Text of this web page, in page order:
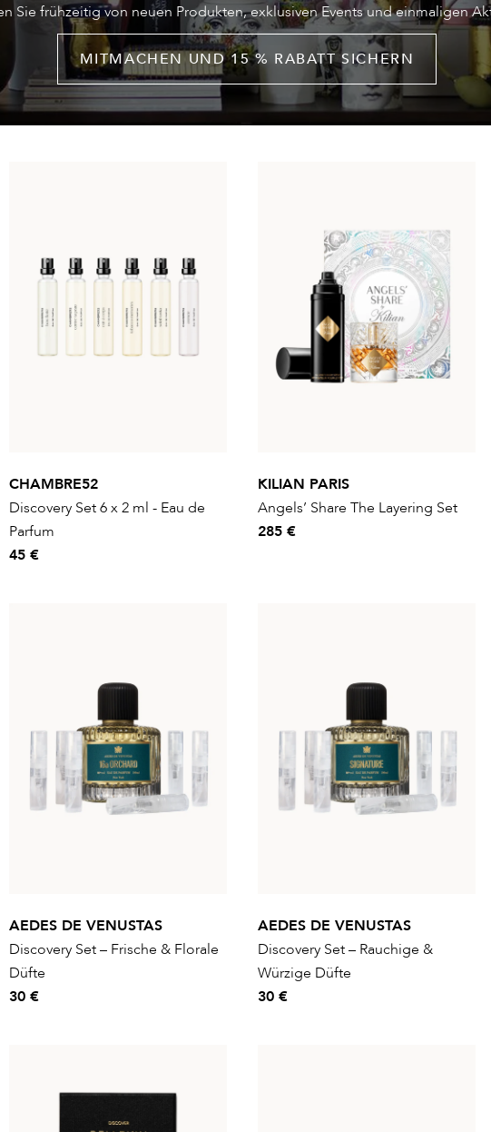
Sie frühzeitig von neuen Produkten, exklusiven Events und einmaligen
MITMACHEN UND 15 % RABATT SICHERN
CHAMBRE52
Discovery Set 6 x 2 ml - Eau de
Parfum
45 €
KILIAN PARIS
Angels’ Share The Layering Set
285 €
AEDES DE VENUSTAS
Discovery Set – Frische & Florale
Düfte
30 €
AEDES DE VENUSTAS
Discovery Set – Rauchige &
Würzige Düfte
30 €